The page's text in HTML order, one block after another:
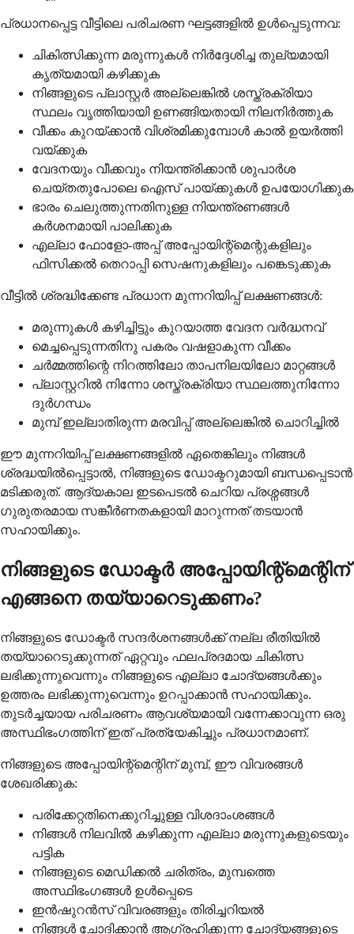
പ്രധാനപ്പെട്ട വീട്ടിലെ പരിചരണ ഘട്ടങ്ങളിൽ ഉൾപ്പെടുന്നവ:
ചികിത്സിക്കുന്ന മരുന്നുകൾ നിർദ്ദേശിച്ച തുല്യമായി
കൃത്യമായി കഴിക്കുക
നിങ്ങളുടെ പ്ലാസ്റ്റർ അല്ലെങ്കിൽ ശസ്ത്രക്രിയാ
സ്ഥലം വൃത്തിയായി ഉണങ്ങിയതായി നിലനിർത്തുക
വീക്കം കുറയ്ക്കാൻ വിശ്രമിക്കുമ്പോൾ കാൽ ഉയർത്തി
വയ്ക്കുക
വേദനയും വീക്കവും നിയന്ത്രിക്കാൻ ശുപാർശ
ചെയ്തതുപോലെ ഐസ് പായ്ക്കുകൾ ഉപയോഗിക്കുക
ഭാരം ചെലുത്തുന്നതിനുള്ള നിയന്ത്രണങ്ങൾ
കർശനമായി പാലിക്കുക
എല്ലാ ഫോളോ-അപ്പ് അപ്പോയിന്റ്മെന്റുകളിലും
ഫിസിക്കൽ തെറാപ്പി സെഷനുകളിലും പങ്കെടുക്കുക
വീട്ടിൽ ശ്രദ്ധിക്കേണ്ട പ്രധാന മുന്നറിയിപ്പ് ലക്ഷണങ്ങൾ:
മരുന്നുകള്‍ കഴിച്ചിട്ടും കുറയാത്ത വേദന വർദ്ധനവ്
മെച്ചപ്പെടുന്നതിനു പകരം വഷളാകുന്ന വീക്കം
ചർമ്മത്തിന്റെ നിറത്തിലോ താപനിലയിലോ മാറ്റങ്ങൾ
പ്ലാസ്റ്ററിൽ നിന്നോ ശസ്ത്രക്രിയാ സ്ഥലത്തുനിന്നോ
ദുർഗന്ധം
മുമ്പ് ഇല്ലാതിരുന്ന മരവിപ്പ് അല്ലെങ്കിൽ ചൊറിച്ചിൽ
ഈ മുന്നറിയിപ്പ് ലക്ഷണങ്ങളില്‍ ഏതെങ്കിലും നിങ്ങൾ
ശ്രദ്ധയിൽപ്പെട്ടാൽ, നിങ്ങളുടെ ഡോക്ടറുമായി ബന്ധപ്പെടാൻ
മടിക്കരുത്. ആദ്യകാല ഇടപെടൽ ചെറിയ പ്രശ്നങ്ങൾ
ഗുരുതരമായ സങ്കീർണതകളായി മാറുന്നത് തടയാൻ
സഹായിക്കും.
നിങ്ങളുടെ ഡോക്ടർ അപ്പോയിന്റ്മെന്റിന്
എങ്ങനെ തയ്യാറെടുക്കണം?
നിങ്ങളുടെ ഡോക്ടർ സന്ദർശനങ്ങൾക്ക് നല്ല രീതിയിൽ
തയ്യാറെടുക്കുന്നത് ഏറ്റവും ഫലപ്രദമായ ചികിത്സ
ലഭിക്കുന്നുവെന്നും നിങ്ങളുടെ എല്ലാ ചോദ്യങ്ങൾക്കും
ഉത്തരം ലഭിക്കുന്നുവെന്നും ഉറപ്പാക്കാൻ സഹായിക്കും.
തുടർച്ചയായ പരിചരണം ആവശ്യമായി വന്നേക്കാവുന്ന ഒരു
അസ്ഥിഭംഗത്തിന് ഇത് പ്രത്യേകിച്ചും പ്രധാനമാണ്.
നിങ്ങളുടെ അപ്പോയിന്റ്മെന്റിന് മുമ്പ്, ഈ വിവരങ്ങൾ
ശേഖരിക്കുക:
പരിക്കേറ്റതിനെക്കുറിച്ചുള്ള വിശദാംശങ്ങൾ
നിങ്ങൾ നിലവിൽ കഴിക്കുന്ന എല്ലാ മരുന്നുകളുടെയും
പട്ടിക
നിങ്ങളുടെ മെഡിക്കൽ ചരിത്രം, മുമ്പത്തെ
അസ്ഥിഭംഗങ്ങൾ ഉൾപ്പെടെ
ഇൻഷുറൻസ് വിവരങ്ങളും തിരിച്ചറിയൽ
നിങ്ങൾ ചോദിക്കാൻ ആഗ്രഹിക്കുന്ന ചോദ്യങ്ങളുടെ